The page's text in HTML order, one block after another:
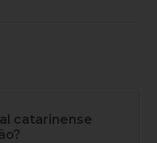
catarinense